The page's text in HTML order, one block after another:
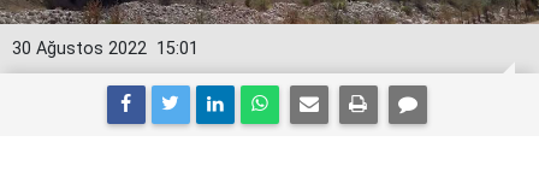
15:01
30 Ağustos 2022